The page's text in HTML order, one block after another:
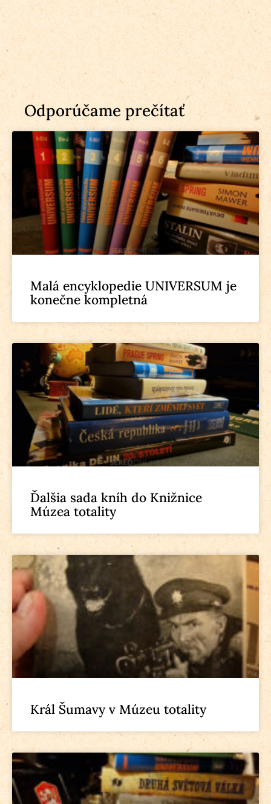
Odporúčame prečítať
Malá encyklopedie UNIVERSUM je
konečne kompletná
Ďalšia sada kníh do Knižnice
Múzea totality
Král Šumavy v Múzeu totality